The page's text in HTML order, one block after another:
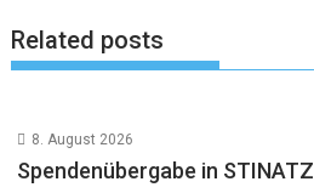
Related posts
8. August 2026
Spendenübergabe in STINATZ